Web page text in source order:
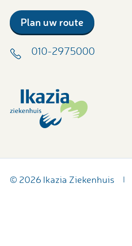
Plan uw route
010-2975000
© 2026 Ikazia Ziekenhuis